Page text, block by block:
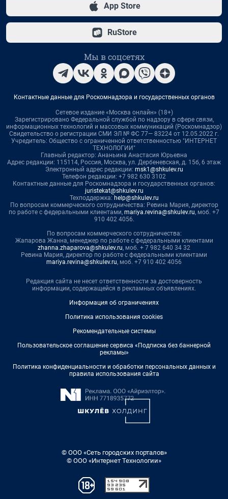
App Store
RuStore
Мы в соцсетях
Контактные данные для Роскомнадзора и государственных органов
Сетевое издание «Москва онлайн» (18+)
Зарегистрировано Федеральной службой по надзору в сфере связи,
информационных технологий и массовых коммуникаций (Роскомнадзор)
Свидетельство о регистрации СМИ ЭЛ № ФС 77— 83224 от 12.05.2022 г.
Учредитель: Общество с ограниченной ответственностью "ИНТЕРНЕТ
ТЕХНОЛОГИИ"
Главный редактор: Ананьина Анастасия Юрьевна
Адрес редакции: 115114, Россия, Москва, ул. Дербеневская, д. 15б, 6 этаж
Электронный адрес редакции: msk1@shkulev.ru
Телефон редакции: +7 982 630 3102
Контактные данные для Роскомнадзора и государственных органов:
juristekat@shkulev.ru
Техподдержка: help@shkulev.ru
По вопросам коммерческого сотрудничества: Ревина Мария, директор
по работе с федеральными клиентами, mariya.revina@shkulev.ru, моб. +7
910 402 4056.
По вопросам коммерческого сотрудничества:
Жапарова Жанна, менеджер по работе с федеральными клиентами
zhanna.zhaparova@shkulev.ru, моб. + 7 982 640 34 32
Ревина Мария, директор по работе с федеральными клиентами
mariya.revina@shkulev.ru, моб. +7 910 402 4056
Редакция сайта не несет ответственности за достоверность
информации, содержащейся в рекламных объявлениях.
Информация об ограничениях
Политика использования cookies
Рекомендательные системы
Пользовательское соглашение сервиса «Подписка без баннерной
рекламы»
Политика конфиденциальности и обработки персональных данных и
правила использования сайта
© ООО «Сеть городских порталов»
© ООО «Интернет Технологии»